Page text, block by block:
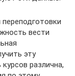
вести
эту
различна,